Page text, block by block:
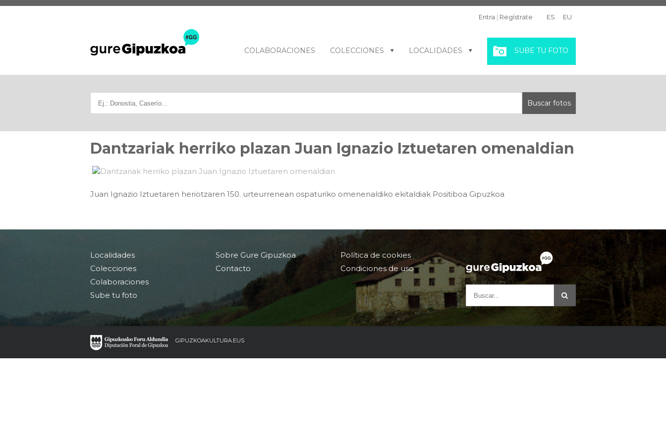
Entra | Regístrate ES EU
COLABORACIONES COLECCIONES LOCALIDADES SUBE TU FOTO
Dantzariak herriko plazan Juan Ignazio Iztuetaren omenaldian
Juan Ignazio Iztuetaren heriotzaren 150. urteurrenean ospaturiko omenenaldiko ekitaldiak Positiboa Gipuzkoa
Localidades
Colecciones
Colaboraciones
Sube tu foto
Sobre Gure Gipuzkoa
Contacto
Política de cookies
Condiciones de uso
GIPUZKOAKULTURA.EUS